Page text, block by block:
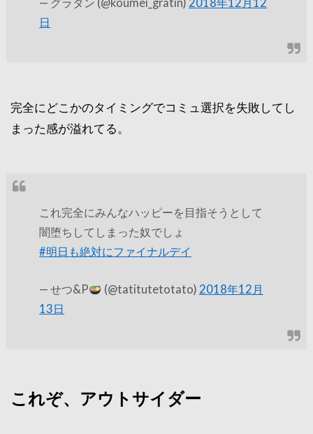
日
完全にどこかのタイミングでコミュ選択を失敗してし
まった感が溢れてる。
これ完全にみんなハッピーを目指そうとして
闇堕ちしてしまった奴でしょ
#明日も絶対にファイナルデイ
— せつ&P (@tatitutetotato) 2018年12月
13日
これぞ、アウトサイダー